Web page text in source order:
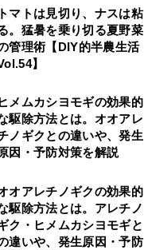
トマトは見切り、ナスは粘
。猛暑を乗り切る夏野菜
管理術【DIY的半農生活
】
ヒメムカシヨモギの効果的
駆除方法とは。オオアレ
ノギクとの違いや、発生
因・予防対策を解説
オアレチノギクの効果的
駆除方法とは。アレチノ
ク・ヒメムカシヨモギと
違いや、発生原因・予防